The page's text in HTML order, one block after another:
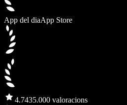
App del diaApp Store
4.7435.000 valoracions